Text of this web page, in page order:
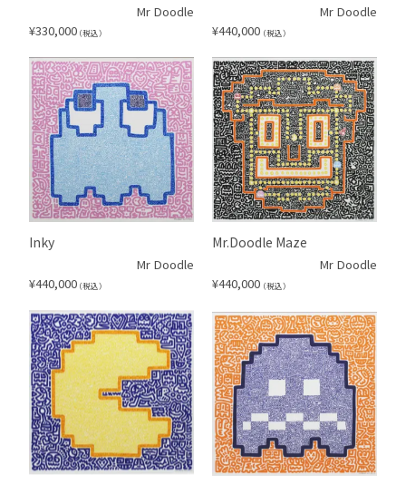
Mr Doodle
¥330,000 （税込）
Mr Doodle
¥440,000 （税込）
Inky
Mr Doodle
¥440,000 （税込）
Mr.Doodle Maze
Mr Doodle
¥440,000 （税込）